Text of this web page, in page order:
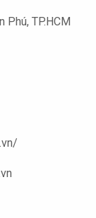
Phú, TP.HCM